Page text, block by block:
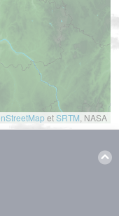
etSRTM , NASA